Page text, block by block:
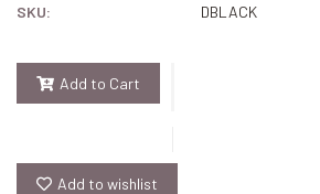
SKU: DBLACK
Add to Cart
Add to wishlist